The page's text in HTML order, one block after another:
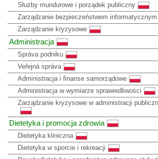
Służby mundurowe i porządek publiczny
Zarządzanie bezpieczeństwem informatycznym
Zarządzanie kryzysowe
Administracja
Správa podniku
Veřejná správa
Administracja i finanse samorządowe
Administracja w wymiarze sprawiedliwości
Zarządzanie kryzysowe w administracji
Dietetyka i promocja zdrowia
Dietetyka kliniczna
Dietetyka w sporcie i rekreacji